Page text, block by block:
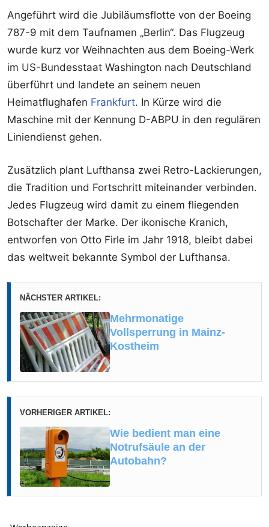
Angeführt wird die Jubiläumsflotte von der Boeing
787-9 mit dem Taufnamen „Berlin“. Das Flugzeug
wurde kurz vor Weihnachten aus dem Boeing-Werk
im US-Bundesstaat Washington nach Deutschland
überführt und landete an seinem neuen
Heimatflughafen Frankfurt. In Kürze wird die
Maschine mit der Kennung D-ABPU in den regulären
Liniendienst gehen.
Zusätzlich plant Lufthansa zwei Retro-Lackierungen,
die Tradition und Fortschritt miteinander verbinden.
Jedes Flugzeug wird damit zu einem fliegenden
Botschafter der Marke. Der ikonische Kranich,
entworfen von Otto Firle im Jahr 1918, bleibt dabei
das weltweit bekannte Symbol der Lufthansa.
NÄCHSTER ARTIKEL:
Mehrmonatige
Vollsperrung in Mainz-
Kostheim
VORHERIGER ARTIKEL:
Wie bedient man eine
Notrufsäule an der
Autobahn?